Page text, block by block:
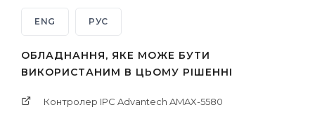
ENG РУС
ОБЛАДНАННЯ, ЯКЕ МОЖЕ БУТИ
ВИКОРИСТАНИМ В ЦЬОМУ РІШЕННІ
Контролер IPC Advantech AMAX-5580